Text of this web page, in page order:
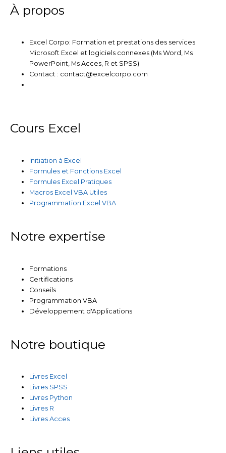
À propos
Excel Corpo: Formation et prestations des services
Microsoft Excel et logiciels connexes (Ms Word, Ms
PowerPoint, Ms Acces, R et SPSS)
Contact : contact@excelcorpo.com
Cours Excel
Initiation à Excel
Formules et Fonctions Excel
Formules Excel Pratiques
Macros Excel VBA Utiles
Programmation Excel VBA
Notre expertise
Formations
Certifications
Conseils
Programmation VBA
Développement d'Applications
Notre boutique
Livres Excel
Livres SPSS
Livres Python
Livres R
Livres Acces